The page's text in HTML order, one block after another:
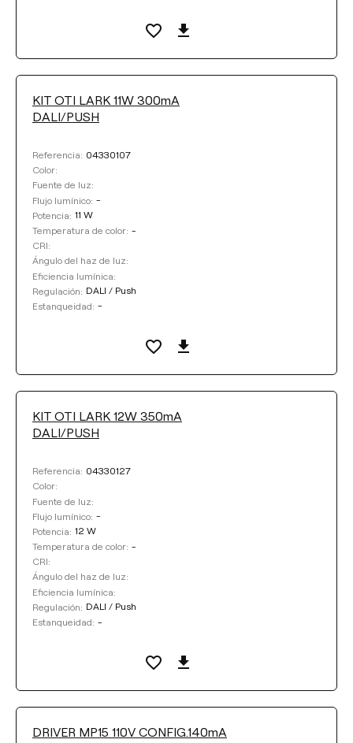
EFICIENCIA LUMÍNICA
Seleccionar
CRI
ÁNGULO DEL HAZ DE LUZ
REGULACIÓN
ESTANQUEIDAD
LONGITUD DEL CABLE
DISTANCIA DE SUSPENSIÓN
COLOR BASE
COLOR
Limpiar filtros
KIT OTI LARK 11W 300mA
DALI/PUSH
Referencia: 04330107
Color:
Fuente de luz:
Flujo lumínico: -
Potencia: 11 W
Temperatura de color: -
CRI:
Ángulo del haz de luz:
Eficiencia lumínica:
Regulación: DALI / Push
Estanqueidad: -
KIT OTI LARK 12W 350mA
DALI/PUSH
Referencia: 04330127
Color:
Fuente de luz:
Flujo lumínico: -
Potencia: 12 W
Temperatura de color: -
CRI:
Ángulo del haz de luz:
Eficiencia lumínica:
Regulación: DALI / Push
Estanqueidad: -
DRIVER MP15 110V CONFIG.140mA